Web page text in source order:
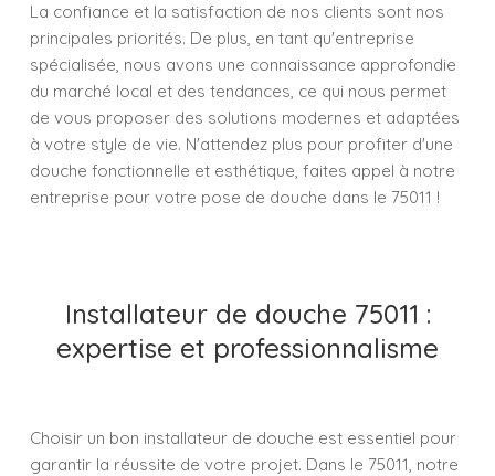
La confiance et la satisfaction de nos clients sont nos
principales priorités. De plus, en tant qu'entreprise
spécialisée, nous avons une connaissance approfondie
du marché local et des tendances, ce qui nous permet
de vous proposer des solutions modernes et adaptées
à votre style de vie. N'attendez plus pour profiter d'une
douche fonctionnelle et esthétique, faites appel à notre
entreprise pour votre pose de douche dans le 75011 !
Installateur de douche 75011 :
expertise et professionnalisme
Choisir un bon installateur de douche est essentiel pour
garantir la réussite de votre projet. Dans le 75011, notre